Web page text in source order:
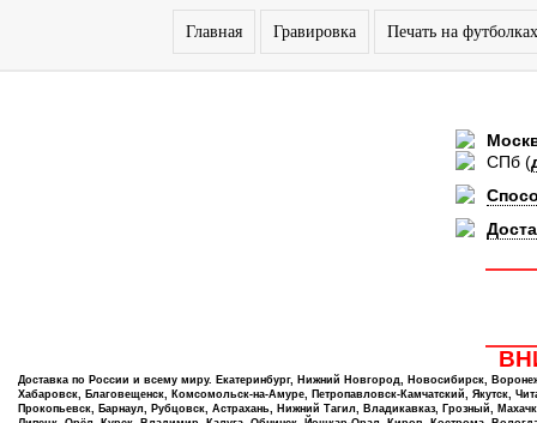
Главная Гравировка Печать на футболках
СПб (
Доставка по России и всему миру. Екатеринбург, Нижний Новгород, Новосибирск,
Хабаровск, Благовещенск, Комсомольск-на-Амуре, Петропавловск-Камчатский, Якутск,
Прокопьевск, Барнаул, Рубцовск, Астрахань, Нижний Тагил, Владикавказ, Грозный,